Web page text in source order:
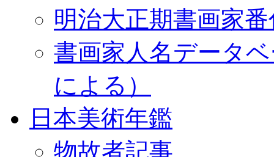
明治大正期書画家
書画家人名データ
による）
日本美術年鑑
物故者記事